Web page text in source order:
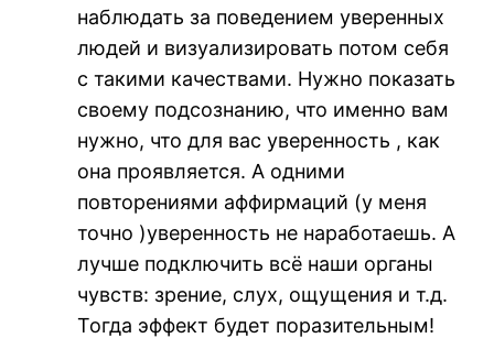
наблюдать за поведением уверенных
людей и визуализировать потом себя
с такими качествами. Нужно показать
своему подсознанию, что именно вам
нужно, что для вас уверенность , как
она проявляется. А одними
повторениями аффирмаций (у меня
точно )уверенность не наработаешь. А
лучше подключить всё наши органы
чувств: зрение, слух, ощущения и т.д.
Тогда эффект будет поразительным!